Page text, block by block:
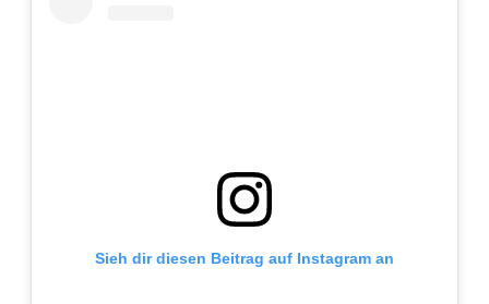
Sieh dir diesen Beitrag auf Instagram an